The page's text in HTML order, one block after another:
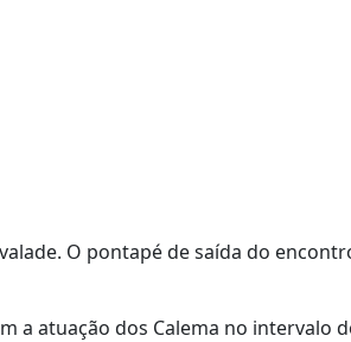
O pontapé de saída do
a atuação dos Calema no intervalo